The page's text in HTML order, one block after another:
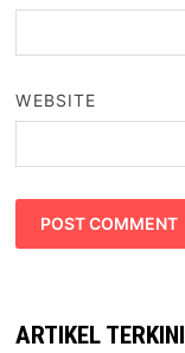
WEBSITE
ARTIKEL TERKINI